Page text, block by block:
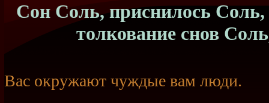
Сон Соль, приснилось Соль,
толкование снов
Вас окружают чуждые вам люди.